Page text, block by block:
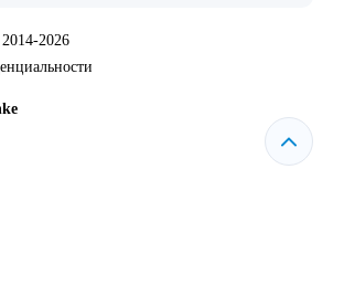
2026